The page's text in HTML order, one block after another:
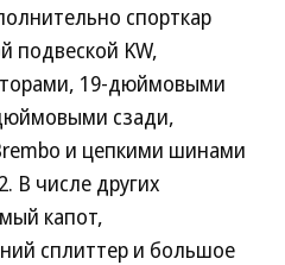
спорткар
подвеской KW,
19-дюймовыми
сзади,
и цепкими шинами
В числе других
капот,
сплиттер и большое